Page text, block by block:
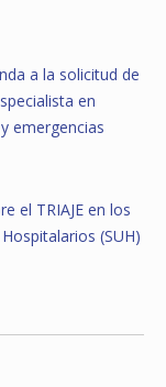
a la solicitud de
en
emergencias
el TRIAJE en los
(SUH)